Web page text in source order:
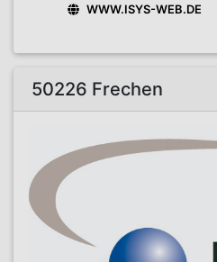
WWW.ISYS-WEB.DE
50226 Frechen